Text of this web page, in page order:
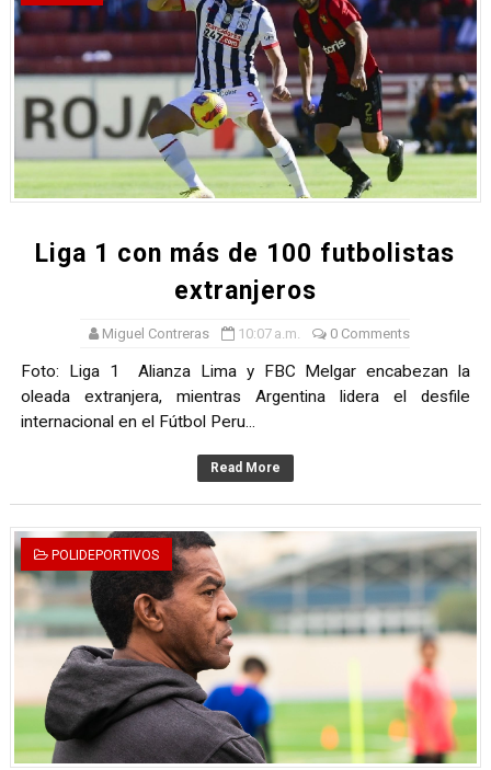
Liga 1 con más de 100 futbolistas
extranjeros
Miguel Contreras 10:07 a.m. 0 Comments
Foto: Liga 1 Alianza Lima y FBC Melgar encabezan la
oleada extranjera, mientras Argentina lidera el desfile
internacional en el Fútbol Peru...
Read More
POLIDEPORTIVOS